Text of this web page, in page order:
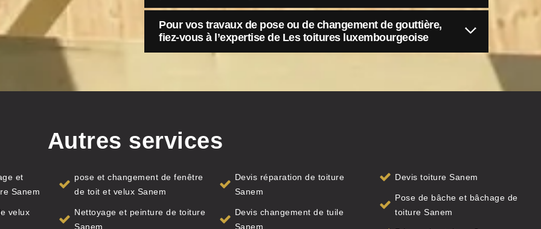
Pour vos travaux de pose ou de changement de gouttière,
fiez-vous à l’expertise de Les toitures luxembourgeoise
Autres services
et
Sanem
velux
pose et changement de fenêtre
de toit et velux Sanem
Nettoyage et peinture de toiture
Sanem
Devis réparation de toiture
Sanem
Devis changement de tuile
Sanem
Devis toiture Sanem
Pose de bâche et bâchage de
toiture Sanem